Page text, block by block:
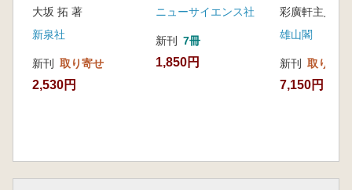
山岳修験遺跡に見る道教思想の影響 山本義孝
中国の山岳信仰―名山への巡礼と峰への遊行
土屋昌明
第4部 混淆する道教文化
唐代密教史における道教的要素が存在する経典
ま
大坂 拓 著
新泉社
新刊 取り寄せ
2,530円
ニューサイエンス社
新刊 7冊
1,850円
彩廣軒主人
雄山閣
新刊 取り寄せ
7,150円